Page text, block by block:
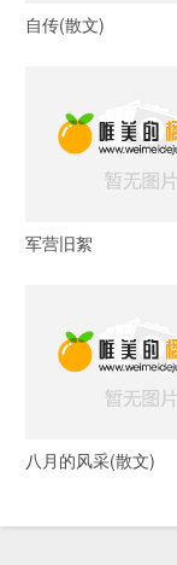
自传(散文)
军营旧絮
八月的风采(散文)